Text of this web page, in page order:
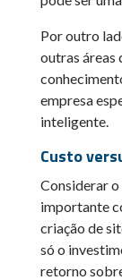
Por outro
outras áreas
empresa
inteligente.
Custo
Considerar
importante
criação de
só o
retorno